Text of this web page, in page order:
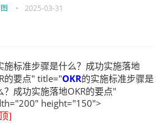
• 2025-03-31
施标准步骤是什么？成功实施落地
的要点" title="OKR的实施标准步骤是
？成功实施落地OKR的要点"
height="150">
]